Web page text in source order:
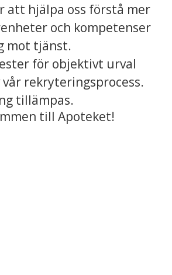
att hjälpa oss förstå mer
och kompetenser
mot tjänst.
för objektivt urval
vår rekryteringsprocess.
tillämpas.
till Apoteket!